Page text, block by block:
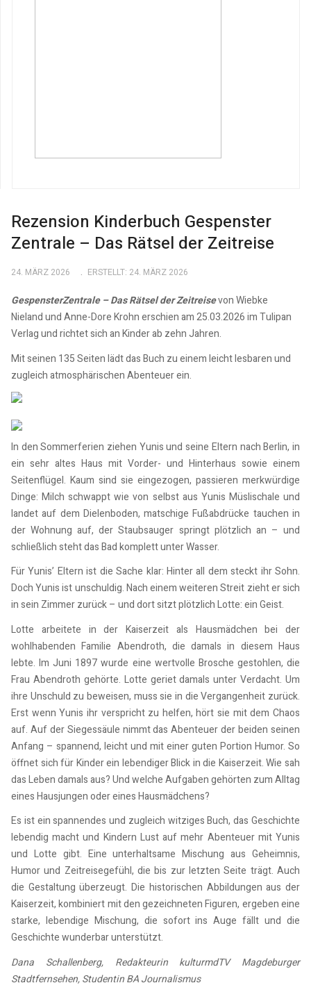
Rezension Kinderbuch Gespenster
Zentrale – Das Rätsel der Zeitreise
24. MÄRZ 2026 ERSTELLT: 24. MÄRZ 2026
GespensterZentrale – Das Rätsel der Zeitreisevon Wiebke
Nieland und Anne-Dore Krohn erschien am 25.03.2026 im Tulipan
Verlag und richtet sich an Kinder ab zehn Jahren.
Mit seinen 135 Seiten lädt das Buch zu einem leicht lesbaren und
zugleich atmosphärischen Abenteuer ein.
In den Sommerferien ziehen Yunis und seine Eltern nach Berlin, in
ein sehr altes Haus mit Vorder- und Hinterhaus sowie einem
Seitenflügel. Kaum sind sie eingezogen, passieren merkwürdige
Dinge: Milch schwappt wie von selbst aus Yunis Müslischale und
landet auf dem Dielenboden, matschige Fußabdrücke tauchen in
der Wohnung auf, der Staubsauger springt plötzlich an – und
schließlich steht das Bad komplett unter Wasser.
Für Yunis’ Eltern ist die Sache klar: Hinter all dem steckt ihr Sohn.
Doch Yunis ist unschuldig. Nach einem weiteren Streit zieht er sich
in sein Zimmer zurück – und dort sitzt plötzlich Lotte: ein Geist.
Lotte arbeitete in der Kaiserzeit als Hausmädchen bei der
wohlhabenden Familie Abendroth, die damals in diesem Haus
lebte. Im Juni 1897 wurde eine wertvolle Brosche gestohlen, die
Frau Abendroth gehörte. Lotte geriet damals unter Verdacht. Um
ihre Unschuld zu beweisen, muss sie in die Vergangenheit zurück.
Erst wenn Yunis ihr verspricht zu helfen, hört sie mit dem Chaos
auf. Auf der Siegessäule nimmt das Abenteuer der beiden seinen
Anfang – spannend, leicht und mit einer guten Portion Humor. So
öffnet sich für Kinder ein lebendiger Blick in die Kaiserzeit. Wie sah
das Leben damals aus? Und welche Aufgaben gehörten zum Alltag
eines Hausjungen oder eines Hausmädchens?
Es ist ein spannendes und zugleich witziges Buch, das Geschichte
lebendig macht und Kindern Lust auf mehr Abenteuer mit Yunis
und Lotte gibt. Eine unterhaltsame Mischung aus Geheimnis,
Humor und Zeitreisegefühl, die bis zur letzten Seite trägt. Auch
die Gestaltung überzeugt. Die historischen Abbildungen aus der
Kaiserzeit, kombiniert mit den gezeichneten Figuren, ergeben eine
starke, lebendige Mischung, die sofort ins Auge fällt und die
Geschichte wunderbar unterstützt.
Dana Schallenberg, Redakteurin kulturmdTV Magdeburger
Stadtfernsehen, Studentin BA Journalismus